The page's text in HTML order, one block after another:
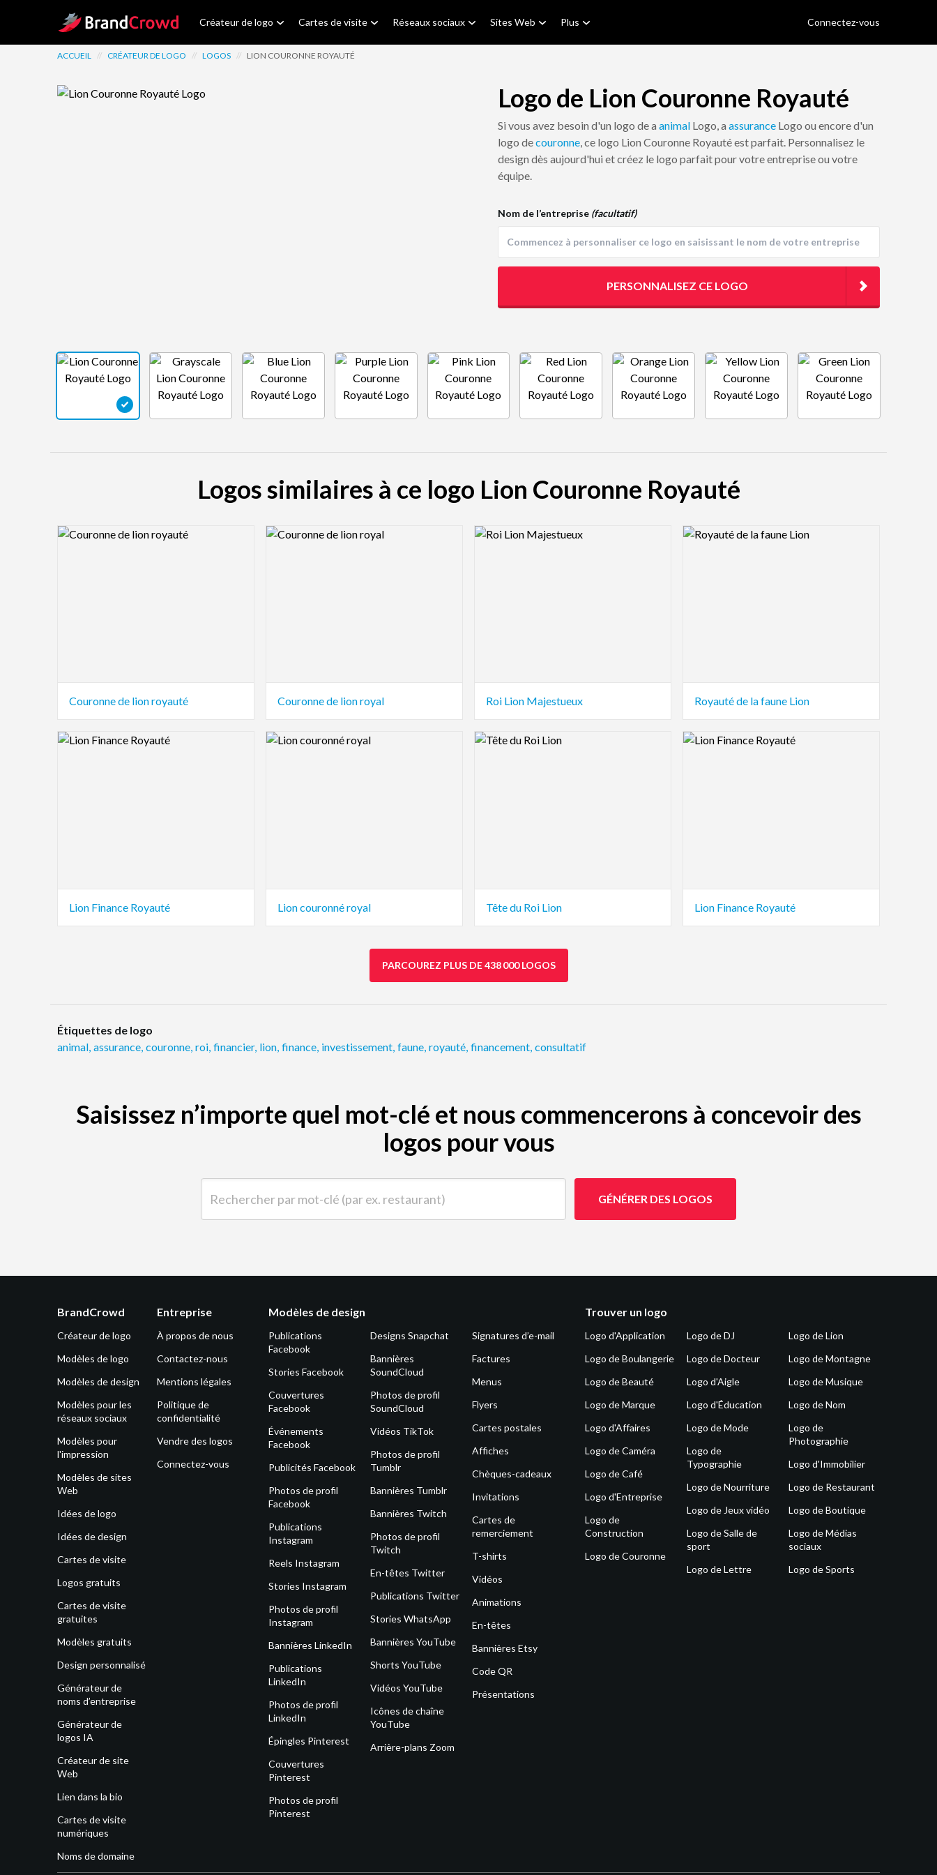
Site Logo Créateur de logo Cartes de visite Réseaux sociaux Sites Web Plus Connectez-vous
ACCUEIL // CRÉATEUR DE LOGO // LOGOS // LION COURONNE ROYAUTÉ
Logo de Lion Couronne Royauté
Si vous avez besoin d'un logo de a animal Logo, a assurance Logo ou encore d'un
logo decouronne, ce logo Lion Couronne Royauté est parfait. Personnalisez le
design dès aujourd'hui et créez le logo parfait pour votre entreprise ou votre
équipe.
Nom de l’entreprise (facultatif)
PERSONNALISEZ CE LOGO
Logos similaires à ce logo Lion Couronne Royauté
Logo Preview Image
Couronne de lion royauté
Logo Preview Image
Couronne de lion royal
Logo Preview Image
Roi Lion Majestueux
Logo Preview Image
Royauté de la faune Lion
Logo Preview Image
Lion Finance Royauté
Logo Preview Image
Lion couronné royal
Logo Preview Image
Tête du Roi Lion
Logo Preview Image
Lion Finance Royauté
PARCOUREZ PLUS DE 438 000 LOGOS
Étiquettes de logo
animal, assurance, couronne, roi, financier, lion, finance, investissement, faune, royauté, financement, consultatif
Saisissez n’importe quel mot-clé et nous commencerons à concevoir des
logos pour vous
GÉNÉRER DES LOGOS
BrandCrowd
Créateur de logo
Modèles de logo
Modèles de design
Modèles pour les
réseaux sociaux
Modèles pour
l'impression
Modèles de sites
Web
Idées de logo
Idées de design
Cartes de visite
Logos gratuits
Cartes de visite
gratuites
Modèles gratuits
Design personnalisé
Générateur de
noms d’entreprise
Générateur de
logos IA
Créateur de site
Web
Lien dans la bio
Cartes de visite
numériques
Noms de domaine
Entreprise
À propos de nous
Contactez-nous
Mentions légales
Politique de
confidentialité
Vendre des logos
Connectez-vous
Modèles de design
Publications
Facebook
Stories Facebook
Couvertures
Facebook
Événements
Facebook
Publicités Facebook
Photos de profil
Facebook
Publications
Instagram
Reels Instagram
Stories Instagram
Photos de profil
Instagram
Bannières LinkedIn
Publications
LinkedIn
Photos de profil
LinkedIn
Épingles Pinterest
Couvertures
Pinterest
Photos de profil
Pinterest
Designs Snapchat
Bannières
SoundCloud
Photos de profil
SoundCloud
Vidéos TikTok
Photos de profil
Tumblr
Bannières Tumblr
Bannières Twitch
Photos de profil
Twitch
En-têtes Twitter
Publications Twitter
Stories WhatsApp
Bannières YouTube
Shorts YouTube
Vidéos YouTube
Icônes de chaîne
YouTube
Arrière-plans Zoom
Signatures d’e-mail
Factures
Menus
Flyers
Cartes postales
Affiches
Chèques-cadeaux
Invitations
Cartes de
remerciement
T-shirts
Vidéos
Animations
En-têtes
Bannières Etsy
Code QR
Présentations
Trouver un logo
Logo d'Application
Logo de Boulangerie
Logo de Beauté
Logo de Marque
Logo d'Affaires
Logo de Caméra
Logo de Café
Logo d'Entreprise
Logo de
Construction
Logo de Couronne
Logo de DJ
Logo de Docteur
Logo d'Aigle
Logo d'Éducation
Logo de Mode
Logo de
Typographie
Logo de Nourriture
Logo de Jeux vidéo
Logo de Salle de
sport
Logo de Lettre
Logo de Lion
Logo de Montagne
Logo de Musique
Logo de Nom
Logo de
Photographie
Logo d'Immobilier
Logo de Restaurant
Logo de Boutique
Logo de Médias
sociaux
Logo de Sports